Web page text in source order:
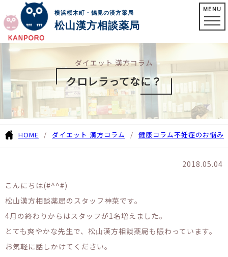
横浜桜木町・鶴見の漢方薬局
松山漢方相談薬局
MENU
ダイエット 漢方コラム
クロレラってなに？
HOME ダイエット 漢方コラム 健康コラム不妊症のお悩み
2018.05.04
こんにちは(#^^#)
松山漢方相談薬局のスタッフ神菜です。
4月の終わりからはスタッフが1名増えました。
とても爽やかな先生で、松山漢方相談薬局も賑わっています。
お気軽に話しかけてください。